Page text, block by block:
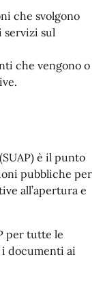
che svolgono
servizi sul
che vengono o
è il punto
pubbliche per
all’apertura e
per tutte le
documenti ai